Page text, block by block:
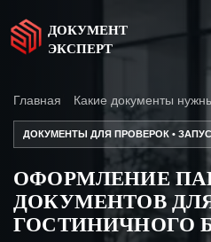
ДОКУМЕНТ
ЭКСПЕРТ
Главная Какие документы
ДОКУМЕНТЫ ДЛЯ ПРОВЕРОК •
ОФОРМЛЕНИЕ
ДОКУМЕНТОВ
ГОСТИНИЧНОГО